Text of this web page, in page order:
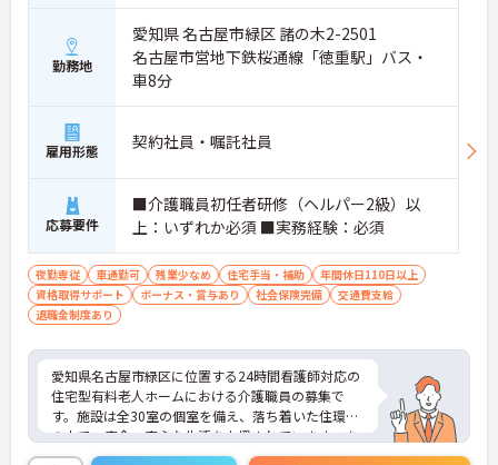
す。年間死亡者数が増加する「多死の時代」におい
て、上場グループならではの強固な資本力と組織力
を背景に全国で施設展開を加速させており、その経
営安定性は業界内でも群を抜いています。この盤石
な経営基盤は、働くスタッフの処遇や労務環境にも
ダイレクトに還元されています。定年65歳、最大70
歳までの再雇用制度といった長期的な就業を支える
仕組みが、単なる制度としてだけでなく実効性を持
業」を「安定した経営環境」で実践できることは、
介護のプロフェッショナルとして腰を据えてキャリ
アを築く上で、最大の安心材料となるはずです。
働き方◎＞全スタッフが長期的にキャリアを継続で
きるよう、実効性の高い支援体制を構築している点
も見逃せません。「育児費補助制度」の導入は、大
切な家族との時間を守りながら、プロとしての歩み
を止めない環境を象徴するものです。また、職場に
は20代から60代まで幅広い年齢層のスタッフが在籍
しており、性別や年齢に関わらず、個人の経験や意
欲が正当に評価される文化が根付いています。
勤務地
愛知県 名古屋市緑区 諸の木2-2501
名古屋市営地下鉄桜通線「徳重駅」バス・
車8分
雇用形態 契約社員・嘱託社員
応募要件
■介護職員初任者研修（ヘルパー2級）以
上：いずれか必須 ■実務経験：必須
夜勤専従 車通勤可 残業少なめ 住宅手当・補助
年間休日110日以上
資格取得サポート
ボーナス・賞与あり 社会保険完備
交通費支給
退職金制度あり
愛知県名古屋市緑区に位置する24時間看護師対応の
住宅型有料老人ホームにおける介護職員の募集で
す。施設は全30室の個室を備え、落ち着いた住環境
の中で、安全・安心な生活を支援されています。ま
た、看護師や介護士が連携し、医療依存度の高い方